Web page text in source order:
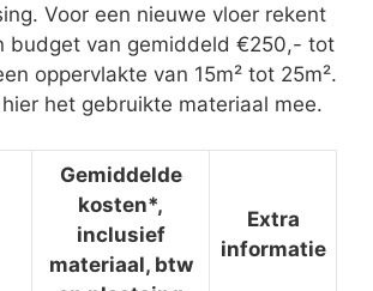
Voor een nieuwe vloer rekent
budget van gemiddeld €250,- tot
oppervlakte van 15m² tot 25m².
het gebruikte materiaal mee.
Gemiddelde
kosten*,
inclusief
materiaal, btw
Extra
informatie